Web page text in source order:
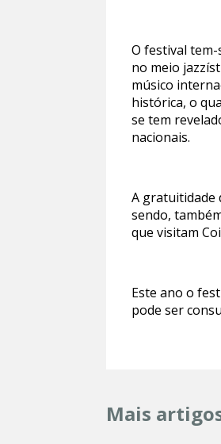
O festival
no meio
músico
histórica, o
se tem
nacionais.
A gratuitidade
sendo,
que visitam
Este ano o
pode ser
Mais